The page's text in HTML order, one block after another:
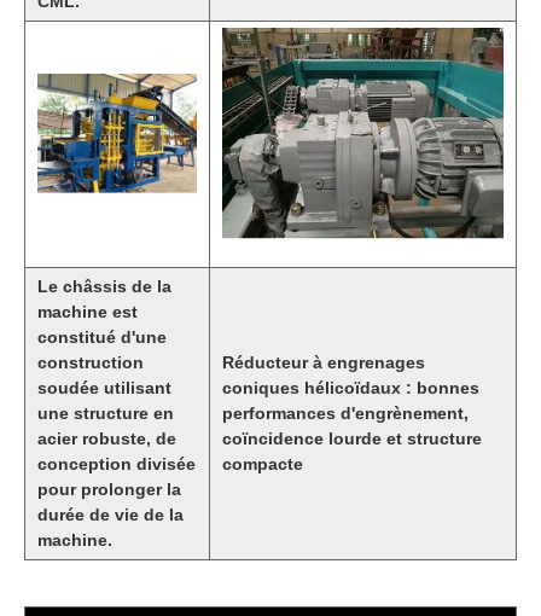
Le châssis de la
machine est
constitué d'une
construction
soudée utilisant
une structure en
acier robuste, de
conception divisée
pour prolonger la
durée de vie de la
machine.
Réducteur à engrenages
coniques hélicoïdaux : bonnes
performances d'engrènement,
coïncidence lourde et structure
compacte